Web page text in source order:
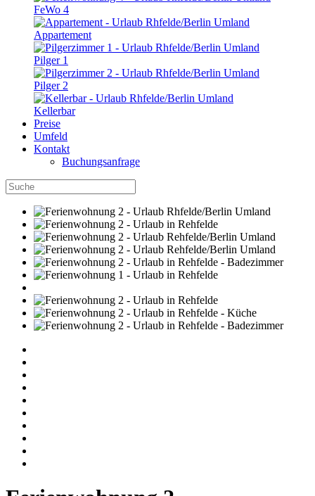
FeWo 4
Appartement
Pilger 1
Pilger 2
Kellerbar
Preise
Umfeld
Kontakt
Buchungsanfrage